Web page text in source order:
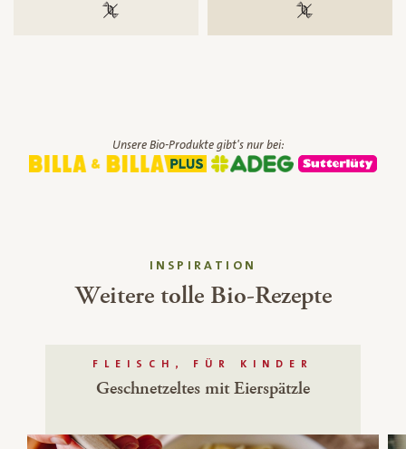
100 % gentechnikfrei 100 %
Unsere Bio-Produkte gibt's nur bei:
INSPIRATION
Weitere tolle Bio-Rezepte
FLEISCH, FÜR KINDER
Geschnetzeltes mit Eierspätzle